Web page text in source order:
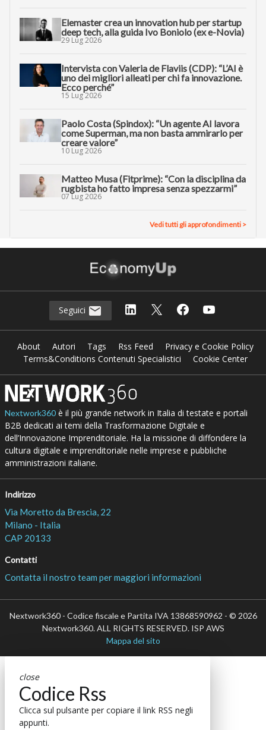
Elemaster crea un innovation hub per startup
deep tech, alla guida Ivo Boniolo (ex e-Novia)
29 Lug 2026
Intervista con Valeria de Flaviis (CDP): “L’AI è
uno dei migliori alleati per chi fa innovazione.
Ecco perché”
15 Lug 2026
Paolo Costa (Spindox): “Un agente AI lavora
come Superman, ma non basta ammirarlo per
creare valore”
10 Lug 2026
Matteo Musa (Fitprime): “Con la disciplina da
rugbista ho fatto impresa senza spezzarmi”
07 Lug 2026
Vedi tutti gli approfondimenti >
Seguici
About Autori Tags Rss Feed
Privacy e Cookie Policy
Terms&Conditions Contenuti Specialistici
Cookie Center
Nextwork360è il più grande network in Italia di testate e portali
B2B dedicati ai temi della Trasformazione Digitale e
dell’Innovazione Imprenditoriale. Ha la missione di diffondere la
cultura digitale e imprenditoriale nelle imprese e pubbliche
amministrazioni italiane.
Indirizzo
Via Moretto da Brescia, 22
Milano - Italia
CAP 20133
Contatti
Contatta il nostro team per maggiori informazioni
Nextwork360 - Codice fiscale e Partita IVA 13868590962 - © 2026
Nextwork360. ALL RIGHTS RESERVED. ISP AWS
Mappa del sito
close
Codice Rss
Clicca sul pulsante per copiare il link RSS negli
appunti.